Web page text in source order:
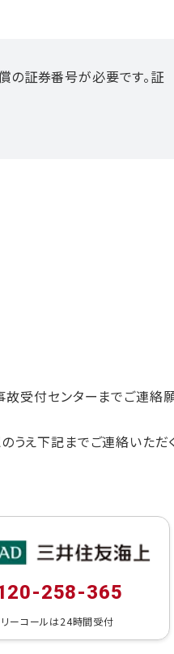
の証券番号が必要です。証
故受付センターまでご連絡
うえ下記までご連絡いただ
258-365
リーコールは24時間受付